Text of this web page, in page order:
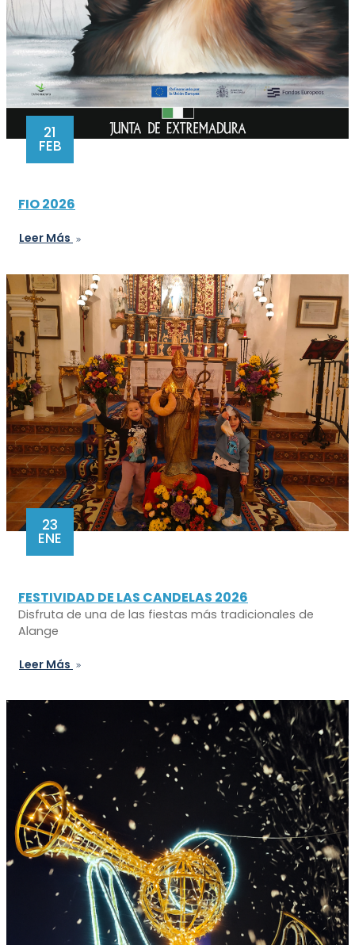
21
FEB
FIO 2026
Leer Más
23
ENE
FESTIVIDAD DE LAS CANDELAS 2026
Disfruta de una de las fiestas más tradicionales de
Alange
Leer Más